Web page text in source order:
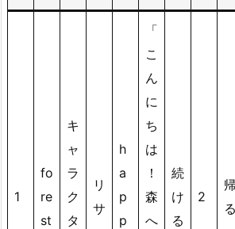
l
1
fo
re
st
キ
ャ
ラ
ク
タ
リ
サ
h
a
p
p
「
こ
ん
に
ち
は
！
森
へ
続
け
る
2
帰
る